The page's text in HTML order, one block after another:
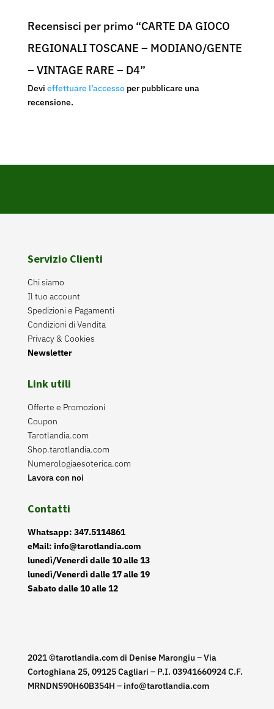
Recensisci per primo “CARTE DA GIOCO
REGIONALI TOSCANE – MODIANO/GENTE
– VINTAGE RARE – D4”
Devi effettuare l’accessoper pubblicare una
recensione.
Servizio Clienti
Chi siamo
Il tuo account
Spedizioni e Pagamenti
Condizioni di Vendita
Privacy & Cookies
Newsletter
Link utili
Offerte e Promozioni
Coupon
Tarotlandia.com
Shop.tarotlandia.com
Numerologiaesoterica.com
Lavora con noi
Contatti
Whatsapp: 347.5114861
eMail: info@tarotlandia.com
lunedì/Venerdì dalle 10 alle 13
lunedì/Venerdì dalle 17 alle 19
Sabato dalle 10 alle 12
2021 ©tarotlandia.com di Denise Marongiu – Via
Cortoghiana 25, 09125 Cagliari – P.I. 03941660924 C.F.
MRNDNS90H60B354H – info@tarotlandia.com